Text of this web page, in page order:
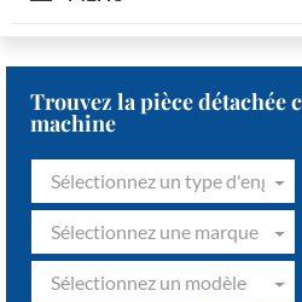
Trouvez la pièce détachée
machine
Sélectionnez un type d'engin
Sélectionnez une marque
Sélectionnez un modèle